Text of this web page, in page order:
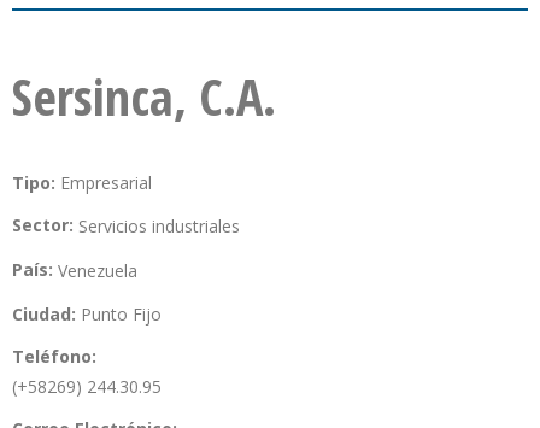
Sersinca, C.A.
Tipo: Empresarial
Sector: Servicios industriales
País: Venezuela
Ciudad: Punto Fijo
Teléfono:
(+58269) 244.30.95